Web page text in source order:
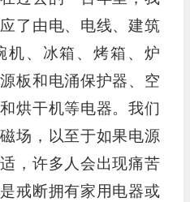
了由电、电线、建筑
机、冰箱、烤箱、炉
板和电涌保护器、空
烘干机等电器。我们
场，以至于如果电源
，许多人会出现痛苦
戒断拥有家用电器或